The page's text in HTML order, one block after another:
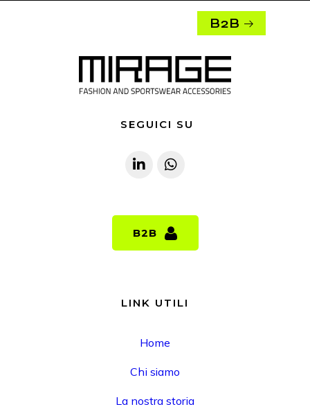
B2B
SEGUICI SU
B2B
B2B
LINK UTILI
Home
Chi siamo
La nostra storia